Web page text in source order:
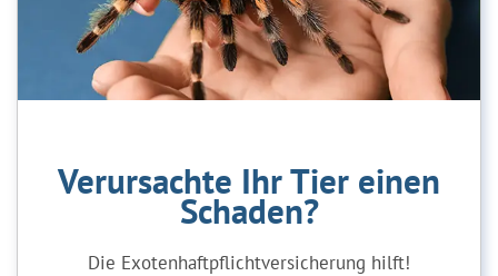
Verursachte Ihr Tier einen
Schaden?
Die Exotenhaftpflichtversicherung hilft!